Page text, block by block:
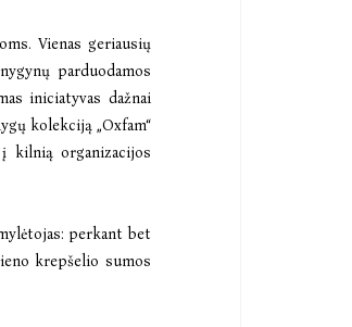
Vienas geriausių
parduodamos
iniciatyvas dažnai
kolekciją „Oxfam“
kilnią organizacijos
perkant bet
krepšelio sumos